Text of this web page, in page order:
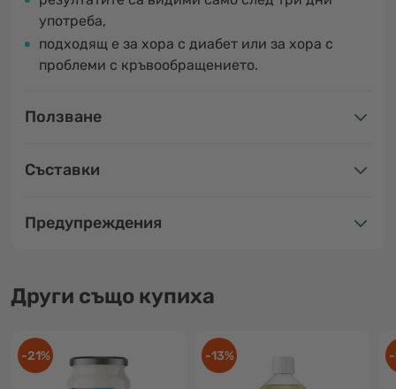
употреба,
подходящ е за хора с диабет или за хора с
проблеми с кръвообращението.
Ползване
Съставки
Предупреждения
Други също купиха
-21% -13%